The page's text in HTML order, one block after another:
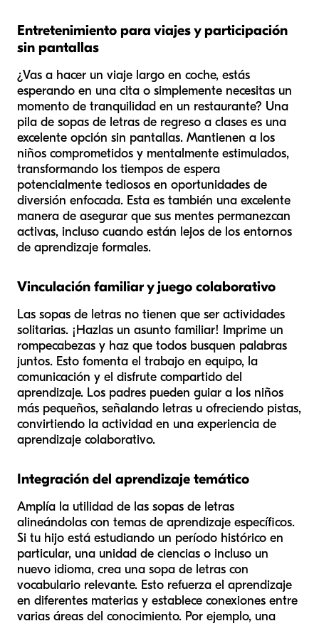
Entretenimiento para viajes y participación
sin pantallas
¿Vas a hacer un viaje largo en coche, estás
esperando en una cita o simplemente necesitas un
momento de tranquilidad en un restaurante? Una
pila de sopas de letras de regreso a clases es una
excelente opción sin pantallas. Mantienen a los
niños comprometidos y mentalmente estimulados,
transformando los tiempos de espera
potencialmente tediosos en oportunidades de
diversión enfocada. Esta es también una excelente
manera de asegurar que sus mentes permanezcan
activas, incluso cuando están lejos de los entornos
de aprendizaje formales.
Vinculación familiar y juego colaborativo
Las sopas de letras no tienen que ser actividades
solitarias. ¡Hazlas un asunto familiar! Imprime un
rompecabezas y haz que todos busquen palabras
juntos. Esto fomenta el trabajo en equipo, la
comunicación y el disfrute compartido del
aprendizaje. Los padres pueden guiar a los niños
más pequeños, señalando letras u ofreciendo pistas,
convirtiendo la actividad en una experiencia de
aprendizaje colaborativo.
Integración del aprendizaje temático
Amplía la utilidad de las sopas de letras
alineándolas con temas de aprendizaje específicos.
Si tu hijo está estudiando un período histórico en
particular, una unidad de ciencias o incluso un
nuevo idioma, crea una sopa de letras con
vocabulario relevante. Esto refuerza el aprendizaje
en diferentes materias y establece conexiones entre
varias áreas del conocimiento. Por ejemplo, una